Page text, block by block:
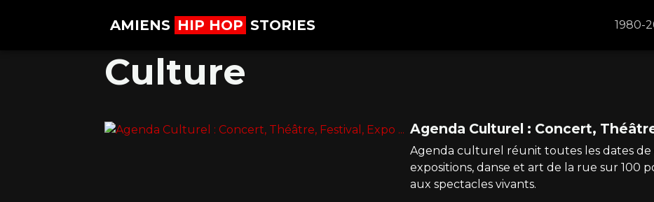
AMIENS HIP HOP STORIES 1980-
Culture
Agenda Culturel : Concert,
Agenda culturel réunit toutes les dates de
expositions, danse et art de la rue sur 100
aux spectacles vivants.